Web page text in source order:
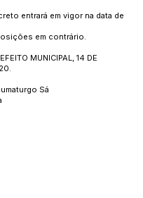
entrará em vigor na data de
em contrário.
MUNICIPAL, 14 DE
Sá